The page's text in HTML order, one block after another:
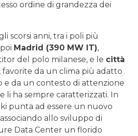
ordine di grandezza dei
scorsi anni, tra i poli più
Madrid (390 MW IT),
del polo milanese, e le città
, favorite da un clima più adatto
e da un contesto di attenzione
li ha sempre caratterizzati. In
punta ad essere un nuovo
allo sviluppo di
Data Center un florido